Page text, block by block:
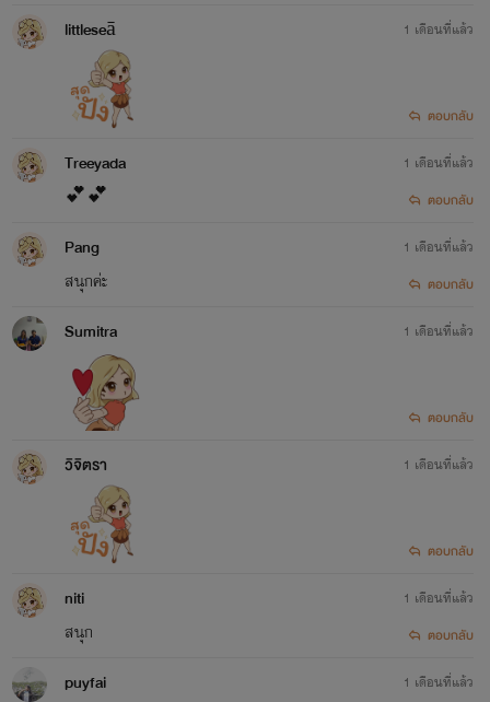
littleseā 1 เดือนที่แล้ว
ตอบกลับ
Treeyada
💕💕
1 เดือนที่แล้ว
ตอบกลับ
Pang
สนุกค่ะ
1 เดือนที่แล้ว
ตอบกลับ
Sumitra 1 เดือนที่แล้ว
ตอบกลับ
วิจิตรา 1 เดือนที่แล้ว
ตอบกลับ
niti
สนุก
1 เดือนที่แล้ว
ตอบกลับ
puyfai
1 เดือนที่แล้ว